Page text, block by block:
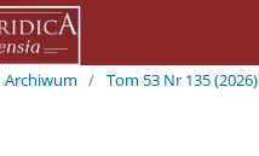
Archiwum / Tom 53 Nr 135 (2026)